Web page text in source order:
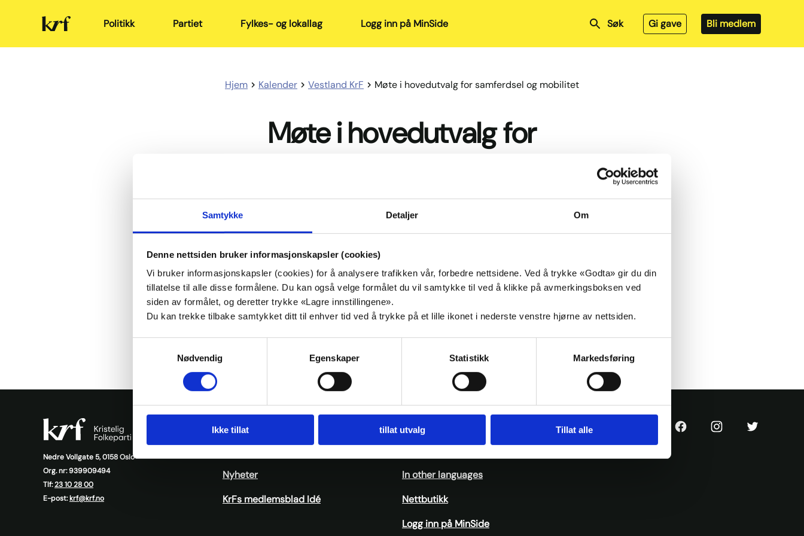
Samtykke Detaljer Om
Denne nettsiden bruker informasjonskapsler (cookies)
Vi bruker informasjonskapsler (cookies) for å analysere trafikken vår, forbedre nettsidene. Ved å trykke «Godta» gir du din
tillatelse til alle disse formålene. Du kan også velge formålet du vil samtykke til ved å klikke på avmerkingsboksen ved
siden av formålet, og deretter trykke «Lagre innstillingene».
Du kan trekke tilbake samtykket ditt til enhver tid ved å trykke på et lille ikonet i nederste venstre hjørne av nettsiden.
Nødvendig
Egenskaper Statistikk Markedsføring
Ikke tillat tillat utvalg Tillat alle
Kristelig
Folkeparti Politikk Partiet Fylkes- og lokallag Logg inn på MinSide Søk Gi gave Bli medlem
Hjem Kalender Vestland KrF Møte i hovedutvalg for samferdsel og mobilitet
Møte i hovedutvalg for
Del
på
Facebook
Del
på
Twitter
17.
feb.
—
28.
Møte i hovedutvalg for samferdsel og
mobilitet
onsdag 17. februar 09:00 – søndag 28. februar 12:00
Nedre Vollgate 5, 0158 Oslo
Org. nr: 939909494
Tlf:23 10 28 00
E-post:krf@krf.no
Ressursbank
Nyheter
KrFs medlemsblad Idé
Kalender
In other languages
Nettbutikk
Logg inn på MinSide
KrF
KrF
KrF